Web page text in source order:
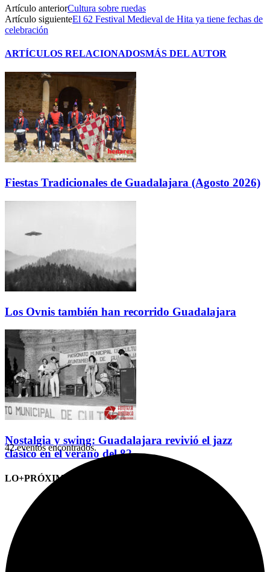
Artículo anteriorCultura sobre ruedas
Artículo siguienteEl 62 Festival Medieval de Hita ya tiene fechas de
celebración
ARTÍCULOS RELACIONADOSMÁS DEL AUTOR
Fiestas Tradicionales de Guadalajara (Agosto 2026)
Los Ovnis también han recorrido Guadalajara
Nostalgia y swing: Guadalajara revivió el jazz
clásico en el verano del 82
LO+PRÓXIMO (CITAS)
42 eventos encontrados.